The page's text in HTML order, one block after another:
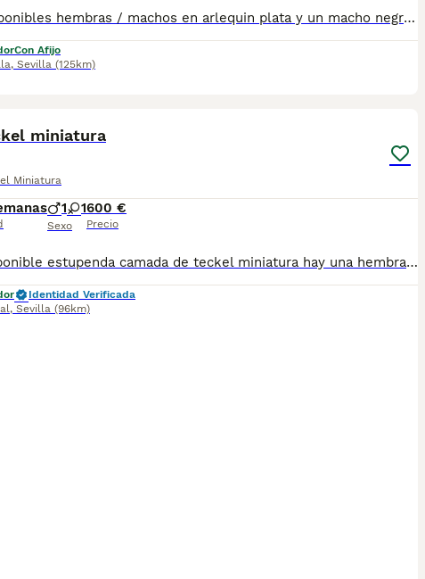
Disponibles hembras / machos en arlequin plata y un macho negro fuego. Se entregan con su documentación al día , posibilidad de envio a la peninsula . Más información llamadas o whatsapp 673 011 600 Macho negro fuego 550 Arlequines plata machos 790 y hembra 890€
Con Afijo
, Sevilla (125km)
miniatura
Miniatura
1 1
Sexo
600 €
Precio
disponible estupenda camada de teckel miniatura hay una hembra y un macho disponible color ciervo de los mas exclusivo en esta raza estan vacunados desparasitado y con la cartilla del veterinario hacemos envio a toda españa con posibilidad de contrarembolso llamanos y te informamos cachorros criado en ambiente familiar todos nuestros cachorros van con contrato
Identidad Verificada
, Sevilla (96km)